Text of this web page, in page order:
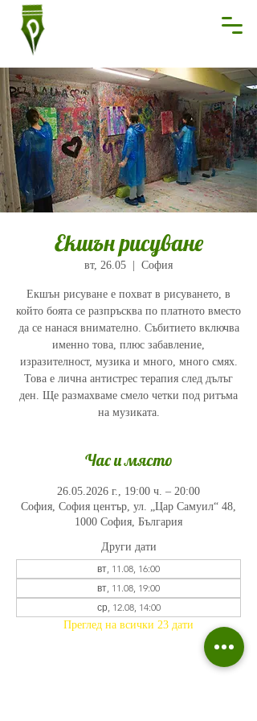
Екшън рисуване
вт, 26.05 София
Екшън рисуване е похват в рисуването, в
който боята се разпръсква по платното вместо
да се нанася внимателно. Събитието включва
именно това, плюс забавление,
изразителност, музика и много, много смях.
Това е лична антистрес терапия след дълъг
ден. Ще размахваме смело четки под ритъма
на музиката.
Час и място
26.05.2026 г., 19:00 ч. – 20:00
София, София център, ул. „Цар Самуил“ 48,
1000 София, България
Други дати
вт, 11.08, 16:00
вт, 11.08, 19:00
ср, 12.08, 14:00
Преглед на всички 23 дати